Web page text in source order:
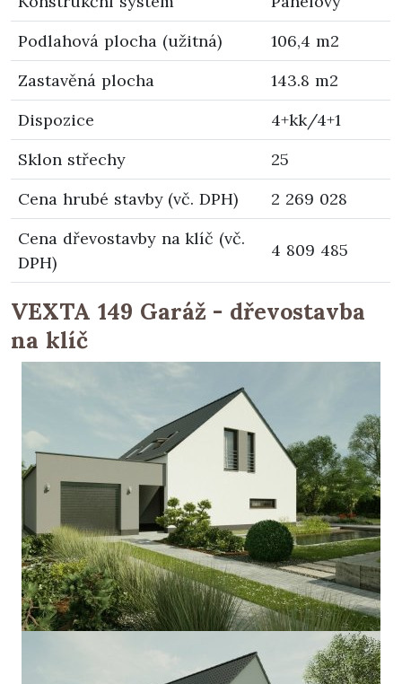
Podlahová plocha (užitná)
106,4 m2
Zastavěná plocha
143.8 m2
Dispozice
4+kk/4+1
Sklon střechy
25
Cena hrubé stavby (vč. DPH)
2 269 028
Cena dřevostavby na klíč (vč.
DPH)
4 809 485
VEXTA 149 Garáž - dřevostavba
na klíč